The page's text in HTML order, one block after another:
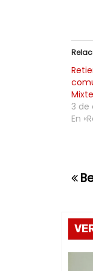
3 de
En
N
v
e